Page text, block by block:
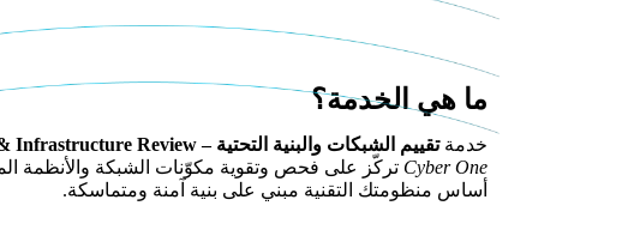
ما هي الخدمة؟
خدمةتقييم الشبكات والبنية التحتية – Network & Infrastructure Review
Cyber One تركّز على فحص وتقوية مكوّنات الشبكة والأنظمة
أساس منظومتك التقنية مبني على بنية آمنة ومتماسكة.